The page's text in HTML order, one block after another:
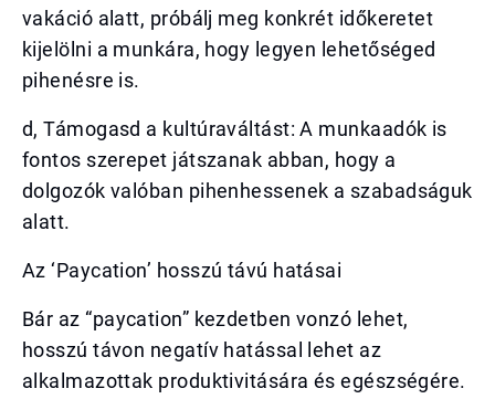
vakáció alatt, próbálj meg konkrét időkeretet
kijelölni a munkára, hogy legyen lehetőséged
pihenésre is.
d, Támogasd a kultúraváltást: A munkaadók is
fontos szerepet játszanak abban, hogy a
dolgozók valóban pihenhessenek a szabadságuk
alatt.
Az ‘Paycation’ hosszú távú hatásai
Bár az “paycation” kezdetben vonzó lehet,
hosszú távon negatív hatással lehet az
alkalmazottak produktivitására és egészségére.